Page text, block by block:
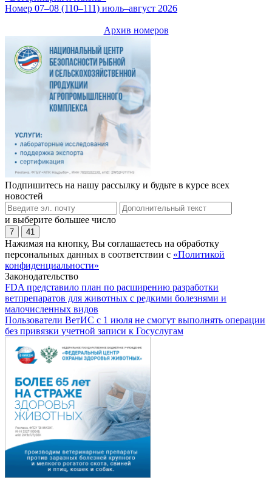
Номер 07–08 (110–111) июль–август 2026
Архив номеров
Подпишитесь на нашу рассылку и будьте в курсе всех
новостей
и выберите большее число
7 41
Нажимая на кнопку, Вы соглашаетесь на обработку
персональных данных в соответствии с «Политикой
конфиденциальности»
Законодательство
FDA представило план по расширению разработки
ветпрепаратов для животных с редкими болезнями и
малочисленных видов
Пользователи ВетИС с 1 июля не смогут выполнять операции
без привязки учетной записи к Госуслугам